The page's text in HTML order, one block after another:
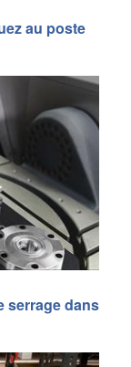
au poste
serrage dans